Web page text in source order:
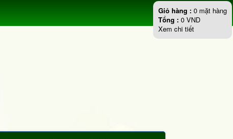
Giỏ hàng : 0 mặt hàng
Tổng : 0 VND
Xem chi tiết